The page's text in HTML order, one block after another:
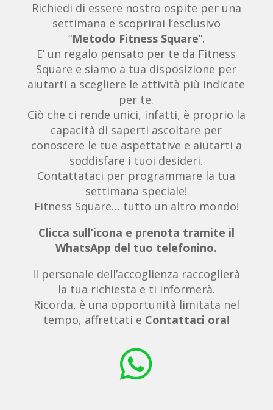
Richiedi di essere nostro ospite per una
settimana e scoprirai l’esclusivo
“Metodo Fitness Square”.
E’ un regalo pensato per te da Fitness
Square e siamo a tua disposizione per
aiutarti a scegliere le attività più indicate
per te.
Ciò che ci rende unici, infatti, è proprio la
capacità di saperti ascoltare per
conoscere le tue aspettative e aiutarti a
soddisfare i tuoi desideri.
Contattataci per programmare la tua
settimana speciale!
Fitness Square… tutto un altro mondo!
Clicca sull’icona e prenota tramite il
WhatsApp del tuo telefonino.
Il personale dell’accoglienza raccoglierà
la tua richiesta e ti informerà.
Ricorda, è una opportunità limitata nel
tempo, affrettati e Contattaci ora!
